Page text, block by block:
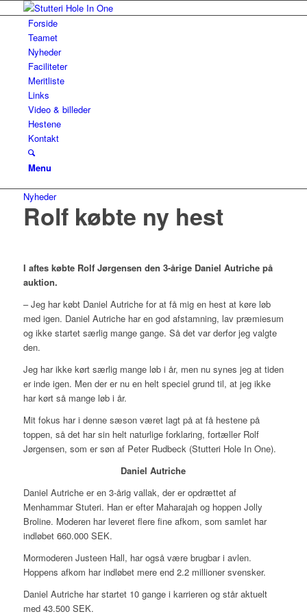
Forside
Teamet
Nyheder
Faciliteter
Meritliste
Links
Video & billeder
Hestene
Kontakt
Menu
Nyheder
Rolf købte ny hest
I aftes købte Rolf Jørgensen den 3-årige Daniel Autriche på
auktion.
– Jeg har købt Daniel Autriche for at få mig en hest at køre løb
med igen. Daniel Autriche har en god afstamning, lav præmiesum
og ikke startet særlig mange gange. Så det var derfor jeg valgte
den.
Jeg har ikke kørt særlig mange løb i år, men nu synes jeg at tiden
er inde igen. Men der er nu en helt speciel grund til, at jeg ikke
har kørt så mange løb i år.
Mit fokus har i denne sæson været lagt på at få hestene på
toppen, så det har sin helt naturlige forklaring, fortæller Rolf
Jørgensen, som er søn af Peter Rudbeck (Stutteri Hole In One).
Daniel Autriche
Daniel Autriche er en 3-årig vallak, der er opdrættet af
Menhammar Stuteri. Han er efter Maharajah og hoppen Jolly
Broline. Moderen har leveret flere fine afkom, som samlet har
indløbet 660.000 SEK.
Mormoderen Justeen Hall, har også være brugbar i avlen.
Hoppens afkom har indløbet mere end 2.2 millioner svensker.
Daniel Autriche har startet 10 gange i karrieren og står aktuelt
med 43.500 SEK.